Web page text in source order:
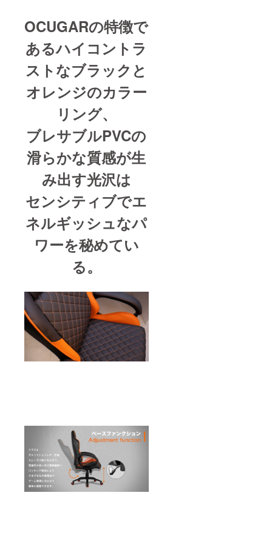
OCUGARの特徴で
あるハイコントラ
ストなブラックと
オレンジのカラー
リング、
ブレサブルPVCの
滑らかな質感が生
み出す光沢は
センシティブでエ
ネルギッシュなパ
ワーを秘めてい
る。